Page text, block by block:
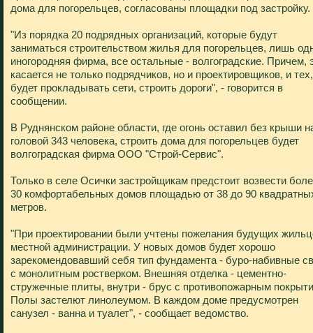
дома для погорельцев, согласованы площадки под застройку.
"Из порядка 20 подрядных организаций, которые будут
заниматься строительством жилья для погорельцев, лишь
иногородняя фирма, все остальные - волгоградские. Причем,
касается не только подрядчиков, но и проектировщиков, и
будет прокладывать сети, строить дороги", - говорится в
сообщении.
В Руднянском районе области, где огонь оставил без крыши
головой 343 человека, строить дома для погорельцев будет
волгоградская фирма ООО "Строй-Сервис".
Только в селе Осички застройщикам предстоит возвести
30 комфортабельных домов площадью от 38 до 90
метров.
"При проектировании были учтены пожелания будущих
местной администрации. У новых домов будет хорошо
зарекомендовавший себя тип фундамента - буро-набивные
с монолитным ростверком. Внешняя отделка - цементно-
стружечные плиты, внутри - брус с противопожарным
Полы застелют линолеумом. В каждом доме предусмотрен
санузел - ванна и туалет", - сообщает ведомство.